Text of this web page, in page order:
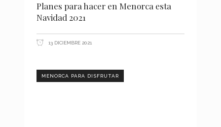
Planes para hacer en Menorca esta
Navidad 2021
13 DICIEMBRE 2021
MENORCA PARA DISFRUTAR